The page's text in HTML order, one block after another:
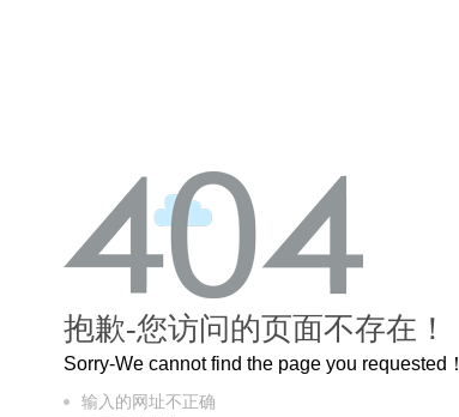
抱歉-您访问的页面不存在！
Sorry-We cannot find the page you requested！
输入的网址不正确